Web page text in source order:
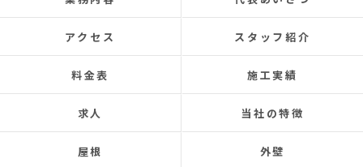
あと口コミを書いてくださった皆さまのおかげ
で井澤産業さんを知ることができました。
この場をお借りして感謝いたします。
この度は本当にありがとうございました。
今後ともよろしくお願いします！ (Translated by
Google) My 50-year-old house has been plagued by roof
leaks for about 20 years.
Three times so far, the ceiling has leaked, and although
アクセス スタッフ紹介
料金表 施工実績
求人 当社の特徴
屋根 外壁